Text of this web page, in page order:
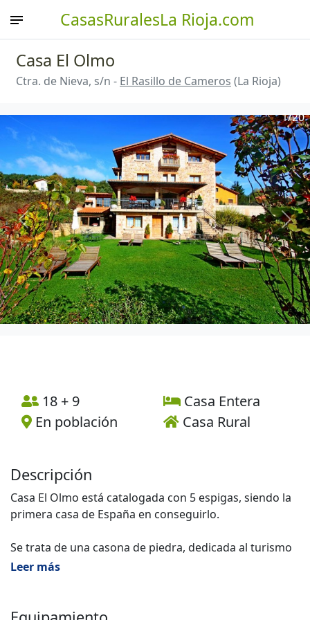
CasasRuralesLa Rioja.com
Casa El Olmo
Ctra. de Nieva, s/n - El Rasillo de Cameros (La Rioja)
Anterior
1/20
18 + 9
Casa Entera
En población
Casa Rural
Descripción
Casa El Olmo está catalogada con 5 espigas, siendo la
primera casa de España en conseguirlo.
Se trata de una casona de piedra, dedicada al turismo
rural, situada en La Sierra de Cameros y en primera
Leer más